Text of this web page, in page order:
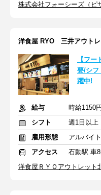
株式会社フォーシーズ（ピ
洋食屋 RYO 三井アウトレ
【フ
要/シフ
躍中!
給与
時給1150
シフト
雇用形態
アルバイ
アクセス
石動駅 車
洋食屋ＲＹＯアウトレット